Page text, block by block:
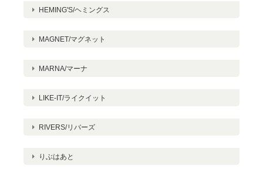
HEMING'S/ヘミングス
MAGNET/マグネット
MARNA/マーナ
LIKE-IT/ライクイット
RIVERS/リバーズ
りぶはあと